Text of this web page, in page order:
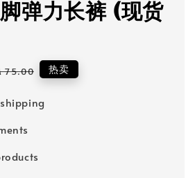
弹力长裤 (现货
75.00 热卖